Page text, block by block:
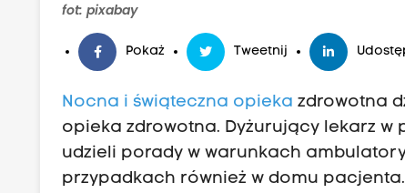
fot: pixabay
Pokaż Tweetnij
Nocna i świąteczna opieka zdrowotna
opieka zdrowotna. Dyżurujący lekarz
udzieli porady w warunkach
przypadkach również w domu